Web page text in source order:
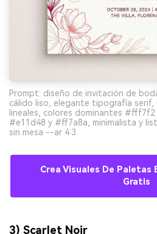
Prompt: diseño de invitación de
cálido liso, elegante tipografía serif,
lineales, colores dominantes
#e11d48 y #ff7a8a, minimalista y
sin mesa --ar 4:3
Crea Visuales De Paletas
Gratis
3) Scarlet Noir